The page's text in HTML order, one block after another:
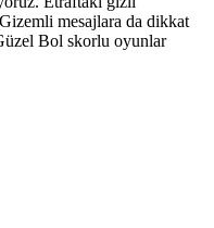
mesajlara da dikkat
Bol skorlu oyunlar